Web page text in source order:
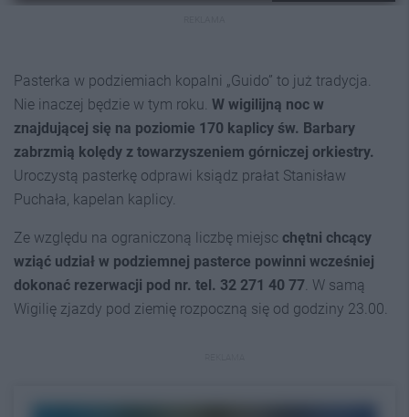
Pasterka w podziemiach kopalni „Guido” to już tradycja.
Nie inaczej będzie w tym roku. W wigilijną noc w
znajdującej się na poziomie 170 kaplicy św. Barbary
zabrzmią kolędy z towarzyszeniem górniczej orkiestry.
Uroczystą pasterkę odprawi ksiądz prałat Stanisław
Puchała, kapelan kaplicy.
Ze względu na ograniczoną liczbę miejsc chętni chcący
wziąć udział w podziemnej pasterce powinni wcześniej
dokonać rezerwacji pod nr. tel. 32 271 40 77 . W samą
Wigilię zjazdy pod ziemię rozpoczną się od godziny 23.00.